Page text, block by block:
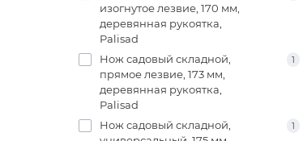
изогнутое лезвие, 170 мм,
деревянная рукоятка,
Palisad
Нож садовый складной,
прямое лезвие, 173 мм,
деревянная рукоятка,
Palisad
1
Нож садовый складной,
1